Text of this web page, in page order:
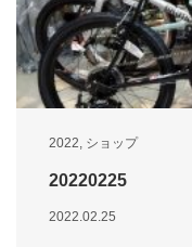
2022, ショップ
20220225
2022.02.25